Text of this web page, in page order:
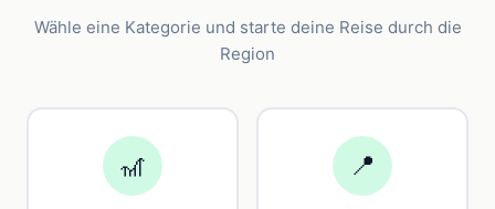
Wähle eine Kategorie und starte deine Reise durch die
Region
🎢 📍